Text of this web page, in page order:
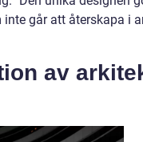
går att återskapa i
av